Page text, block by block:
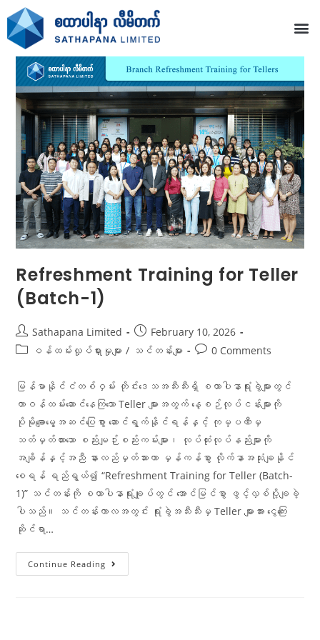
Refreshment Training for Teller
(Batch-1)
Sathapana Limited
February 10, 2026
ဝန်ထမ်းလှုပ်ရှားမှုများ / သင်တန်းများ 0 Comments
မြန်မာနိုင်ငံတစ်ဝှမ်း တိုင်းဒေသအသီးသီးရှိ စထာပါနာရုံးခွဲများတွင်
တာဝန်ထမ်းဆောင်နေကြသော Teller များအတွက် နေ့စဉ်လုပ်ငန်းများကို
ပိုမိုချောမွေ့အဆင်ပြေစွာ ဆောင်ရွက်နိုင်ရန်နှင့် ကုမ္ပဏီမှ
သတ်မှတ်ထားသော စည်းမျဉ်းစည်းကမ်းများ၊ လုပ်ထုံးလုပ်နည်းများကို
အချိန်နှင့်အညီ နားလည်မှတ်သားကာ မှန်ကန်စွာ လိုက်နာအသုံးချနိုင်
စေရန် ရည်ရွယ်၍ “Refreshment Training for Teller (Batch-
1)” သင်တန်းကို စထာပါနာရုံးချုပ်တွင် အောင်မြင်စွာ ဖွင့်လှစ်ပို့ချခဲ့
ပါသည်။ သင်တန်းကာလအတွင်း ရုံးခွဲအသီးသီးမှ Teller များအား ငွေကြေး
ဆိုင်ရာ…
Continue Reading